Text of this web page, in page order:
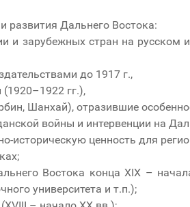
развития Дальнего Востока:
и зарубежных стран на
до 1917 г.,
гг.),
Шанхай), отразившие
войны и интервенции на
историческую ценность для
Востока конца XIX –
университета и т.п.);